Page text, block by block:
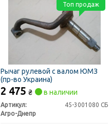
Рычаг рулевой с валом ЮМЗ
(пр-во Украина)
2 475 ₴ в наличии
Артикул:
45-3001080 СБ
Агро-Днепр
Топ продаж